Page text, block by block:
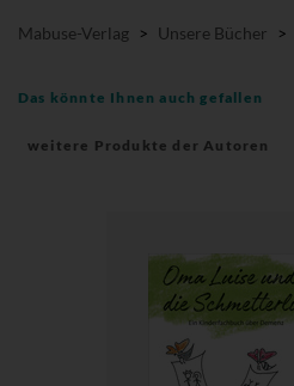
Mabuse-Verlag > Unsere Bücher >
Das könnte Ihnen auch gefallen
weitere Produkte der Autoren